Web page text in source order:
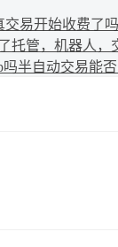
交易开始收费了吗
管，机器人，
吗半自动交易能